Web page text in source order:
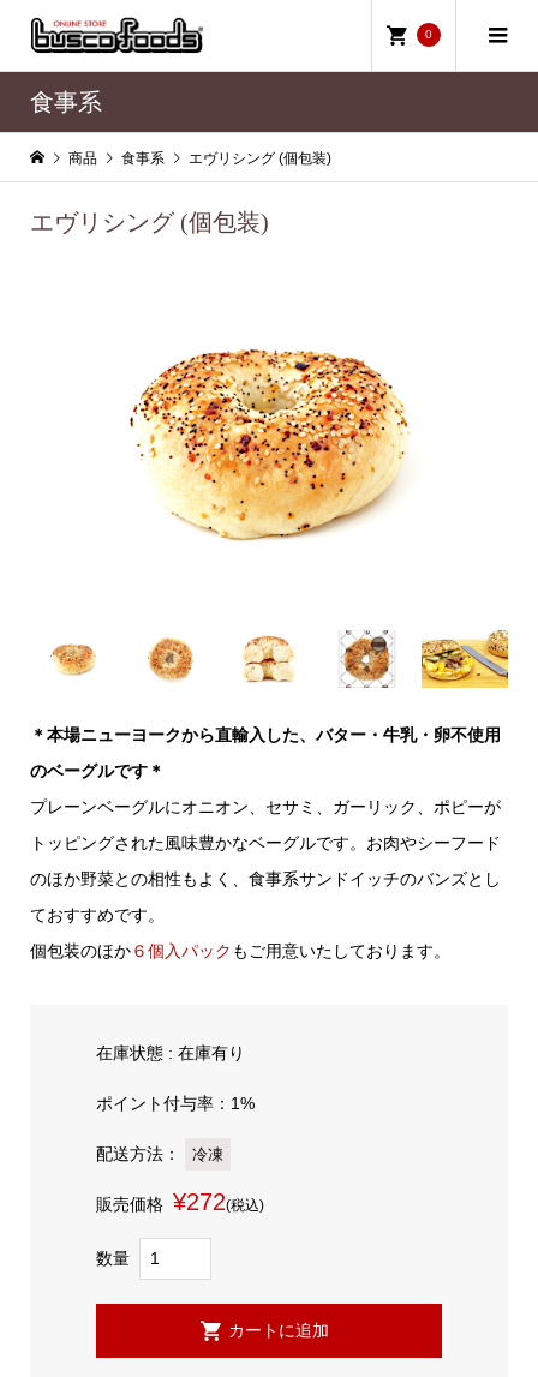
0
食事系
商品 食事系 エヴリシング (個包装)
エヴリシング (個包装)
＊本場ニューヨークから直輸入した、バター・牛乳・卵不使用
のベーグルです＊
プレーンベーグルにオニオン、セサミ、ガーリック、ポピーが
トッピングされた風味豊かなベーグルです。お肉やシーフード
のほか野菜との相性もよく、食事系サンドイッチのバンズとし
ておすすめです。
個包装のほか６個入パック もご用意いたしております。
在庫状態 : 在庫有り
ポイント付与率：1%
配送方法： 冷凍
販売価格 ¥272(税込)
数量